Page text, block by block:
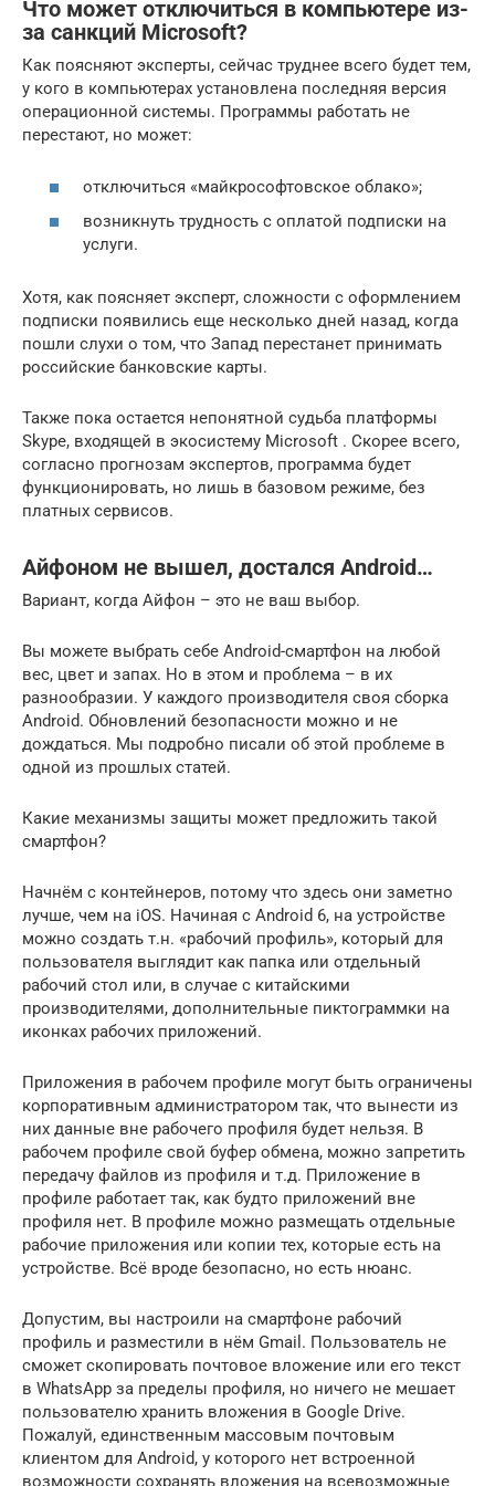
Что может отключиться в компьютере из-
за санкций Microsoft?
Как поясняют эксперты, сейчас труднее всего будет тем,
у кого в компьютерах установлена последняя версия
операционной системы. Программы работать не
перестают, но может:
отключиться «майкрософтовское облако»;
возникнуть трудность с оплатой подписки на
услуги.
Хотя, как поясняет эксперт, сложности с оформлением
подписки появились еще несколько дней назад, когда
пошли слухи о том, что Запад перестанет принимать
российские банковские карты.
Также пока остается непонятной судьба платформы
Skype, входящей в экосистему Microsoft . Скорее всего,
согласно прогнозам экспертов, программа будет
функционировать, но лишь в базовом режиме, без
платных сервисов.
Айфоном не вышел, достался Android…
Вариант, когда Айфон – это не ваш выбор.
Вы можете выбрать себе Android-смартфон на любой
вес, цвет и запах. Но в этом и проблема – в их
разнообразии. У каждого производителя своя сборка
Android. Обновлений безопасности можно и не
дождаться. Мы подробно писали об этой проблеме в
одной из прошлых статей.
Какие механизмы защиты может предложить такой
смартфон?
Начнём с контейнеров, потому что здесь они заметно
лучше, чем на iOS. Начиная с Android 6, на устройстве
можно создать т.н. «рабочий профиль», который для
пользователя выглядит как папка или отдельный
рабочий стол или, в случае с китайскими
производителями, дополнительные пиктограммки на
иконках рабочих приложений.
Приложения в рабочем профиле могут быть ограничены
корпоративным администратором так, что вынести из
них данные вне рабочего профиля будет нельзя. В
рабочем профиле свой буфер обмена, можно запретить
передачу файлов из профиля и т.д. Приложение в
профиле работает так, как будто приложений вне
профиля нет. В профиле можно размещать отдельные
рабочие приложения или копии тех, которые есть на
устройстве. Всё вроде безопасно, но есть нюанс.
Допустим, вы настроили на смартфоне рабочий
профиль и разместили в нём Gmail. Пользователь не
сможет скопировать почтовое вложение или его текст
в WhatsApp за пределы профиля, но ничего не мешает
пользователю хранить вложения в Google Drive.
Пожалуй, единственным массовым почтовым
клиентом для Android, у которого нет встроенной
возможности сохранять вложения на всевозможные